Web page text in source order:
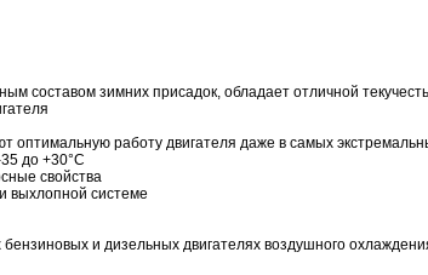
составом зимних присадок, обладает отличной
оптимальную работу двигателя даже в самых
до +30°С
свойства
выхлопной системе
и дизельных двигателях воздушного